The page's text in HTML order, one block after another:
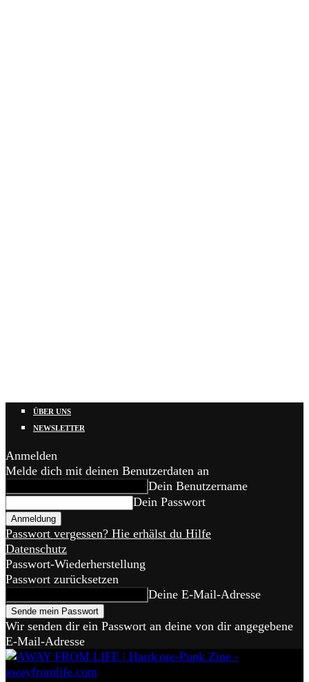
ÜBER UNS
NEWSLETTER
Anmelden
Melde dich mit deinen Benutzerdaten an
Dein Benutzername
Dein Passwort
Passwort vergessen? Hie erhälst du Hilfe
Datenschutz
Passwort-Wiederherstellung
Passwort zurücksetzen
Deine E-Mail-Adresse
Wir senden dir ein Passwort an deine von dir angegebene
E-Mail-Adresse